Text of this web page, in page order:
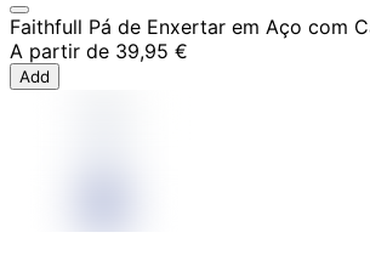
Faithfull Pá de Enxertar em Aço com
A partir de 39,95 €
Add